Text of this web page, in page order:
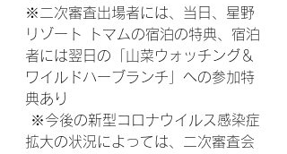
※二次審査出場者には、当日、星野
リゾート トマムの宿泊の特典、宿泊
者には翌日の「山菜ウォッチング＆
ワイルドハーブランチ」への参加特
典あり
拡大の状況によっては、二次審査会